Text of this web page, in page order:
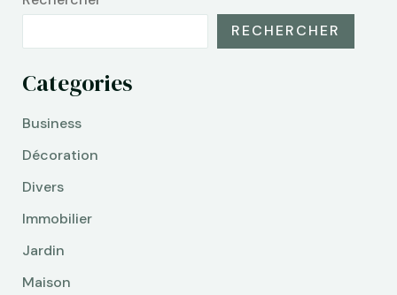
RECHERCHER
Categories
Business
Décoration
Divers
Immobilier
Jardin
Maison